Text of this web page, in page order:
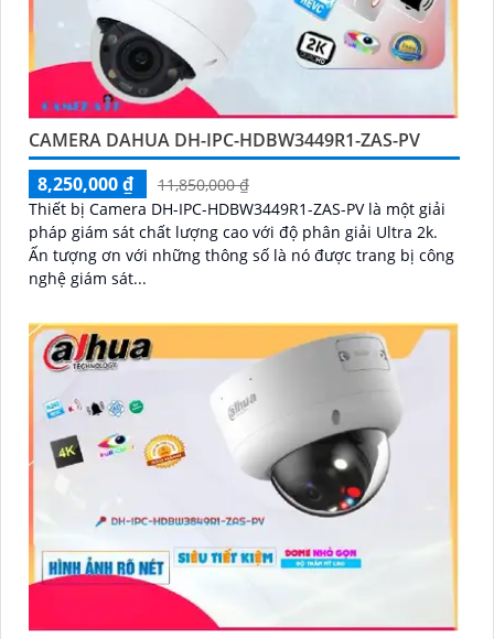
CAMERA DAHUA DH-IPC-HDBW3449R1-ZAS-PV
8,250,000 ₫
11,850,000 ₫
Thiết bị Camera DH-IPC-HDBW3449R1-ZAS-PV là một giải
pháp giám sát chất lượng cao với độ phân giải Ultra 2k.
Ấn tượng ơn với những thông số là nó được trang bị công
nghệ giám sát...